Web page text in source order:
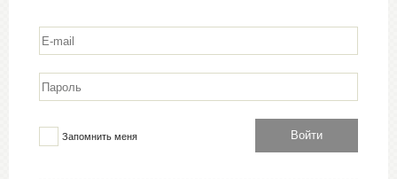
Запомнить меня Войти